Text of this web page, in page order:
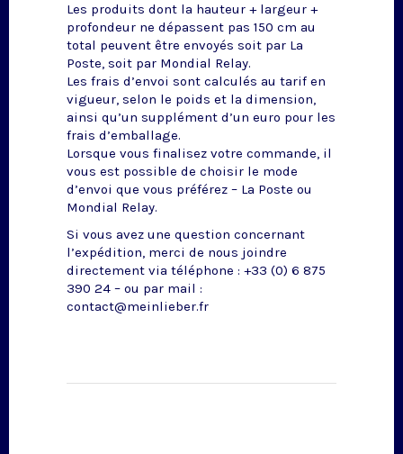
Les produits dont la hauteur + largeur +
profondeur ne dépassent pas 150 cm au
total peuvent être envoyés soit par La
Poste, soit par Mondial Relay.
Les frais d’envoi sont calculés au tarif en
vigueur, selon le poids et la dimension,
ainsi qu’un supplément d’un euro pour les
frais d’emballage.
Lorsque vous finalisez votre commande, il
vous est possible de choisir le mode
d’envoi que vous préférez – La Poste ou
Mondial Relay.
Si vous avez une question concernant
l’expédition, merci de nous joindre
directement via téléphone : +33 (0) 6 875
390 24 – ou par mail :
contact@meinlieber.fr